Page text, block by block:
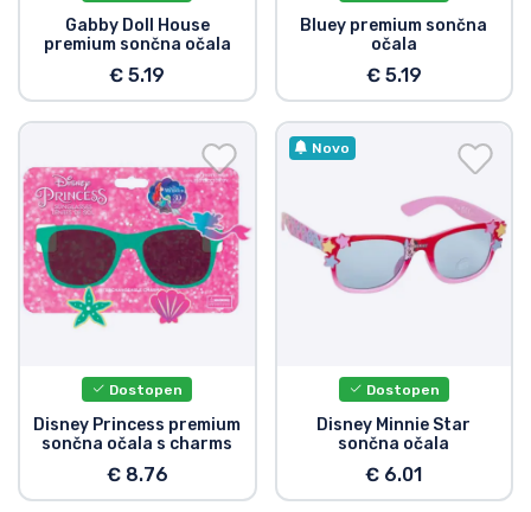
Gabby Doll House
premium sončna očala
€ 5.19
Bluey premium sončna
očala
€ 5.19
Dostopen
Disney Princess premium
sončna očala s charms
€ 8.76
Novo
Dostopen
Disney Minnie Star
sončna očala
€ 6.01